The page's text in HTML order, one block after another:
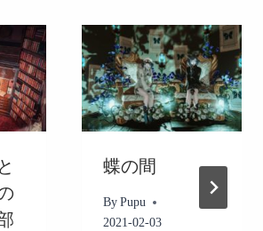
蝶の間
ByPupu
2021-02-03